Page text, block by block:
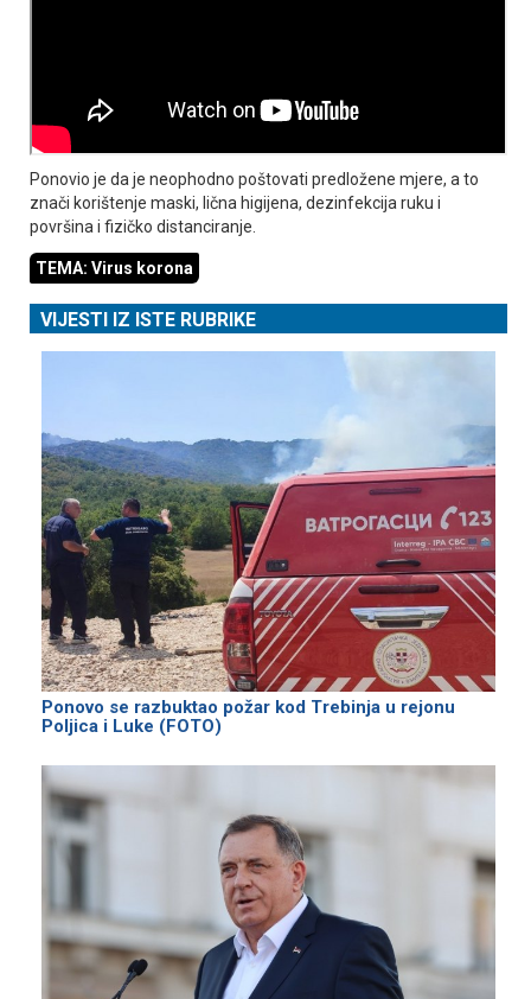
Ponovio je da je neophodno poštovati predložene mjere, a to
znači korištenje maski, lična higijena, dezinfekcija ruku i
površina i fizičko distanciranje.
TEMA: Virus korona
VIJESTI IZ ISTE RUBRIKE
Ponovo se razbuktao požar kod Trebinja u rejonu
Poljica i Luke (FOTO)